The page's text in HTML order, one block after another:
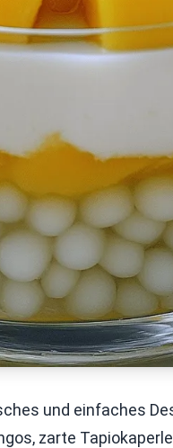
und einfaches
zarte